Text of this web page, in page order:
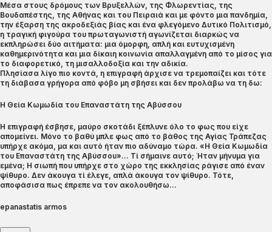
Μέσα στους δρόμους των Βρυξελλών, της Φλωρεντίας, της
Βουδαπέστης, της Αθήνας και του Πειραιά και με φόντο μια πανδημία,
την έξαρση της ακροδεξιάς βίας και ένα φλεγόμενο Δυτικό Πολιτισμό,
η τραγική φιγούρα του πρωταγωνιστή αγωνίζεται διαρκώς να
εκπληρώσει δύο αιτήματα: μια όμορφη, απλή και ευτυχισμένη
καθημερινότητα και μια δίκαιη κοινωνία απαλλαγμένη από το μίσος για
το διαφορετικό, τη μισαλλοδοξία και την αδικία.
Πλησίασα λίγο πιο κοντά, η επιγραφή άρχισε να τρεμοπαίζει και τότε
τη διάβασα γρήγορα από φόβο μη σβήσει και δεν προλάβω να τη δω:
Η Θεία Κωμωδία του Επαναστάτη της Αβύσσου
Η επιγραφή έσβησε, μαύρο σκοτάδι ξέπλυνε όλο το φως που είχε
απομείνει. Μόνο το βαθύ μπλε φως από το βάθος της Αγίας Τράπεζας
υπήρχε ακόμα, μα και αυτό ήταν πιο αδύναμο τώρα. «Η Θεία Κωμωδία
του Επαναστάτη της Αβύσσου»… Τί σήμαινε αυτό; Ήταν μήνυμα για
εμένα; Η σιωπή που υπήρχε στο χώρο της εκκλησίας ράγισε από έναν
ψίθυρο. Δεν άκουγα τί έλεγε, απλά άκουγα τον ψίθυρο. Τότε,
αποφάσισα πως έπρεπε να τον ακολουθήσω…
epanastatis armos